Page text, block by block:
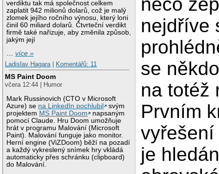
verdiktu tak má společnost celkem
zaplatit 942 milionů dolarů, což je malý
zlomek jejího ročního výnosu, který loni
činil 60 miliard dolarů. Čtvrteční verdikt
firmě také nařizuje, aby změnila způsob,
jakým její
…více »
Ladislav Hagara
Komentářů: 11
MS Paint Doom
včera 12:44 | Humor
Mark Russinovich (CTO v Microsoft
Azure) se na LinkedIn pochlubil
svým
projektem MS Paint Doom
napsaným
pomocí Claude. Hru Doom umožňuje
hrát v programu Malování (Microsoft
Paint). Malování funguje jako monitor.
Herní engine (ViZDoom) běží na pozadí
a každý vykreslený snímek hry vkládá
automaticky přes schránku (clipboard)
do Malování.
nejdříve
se
na totéž
Prvním
vyřešení
je